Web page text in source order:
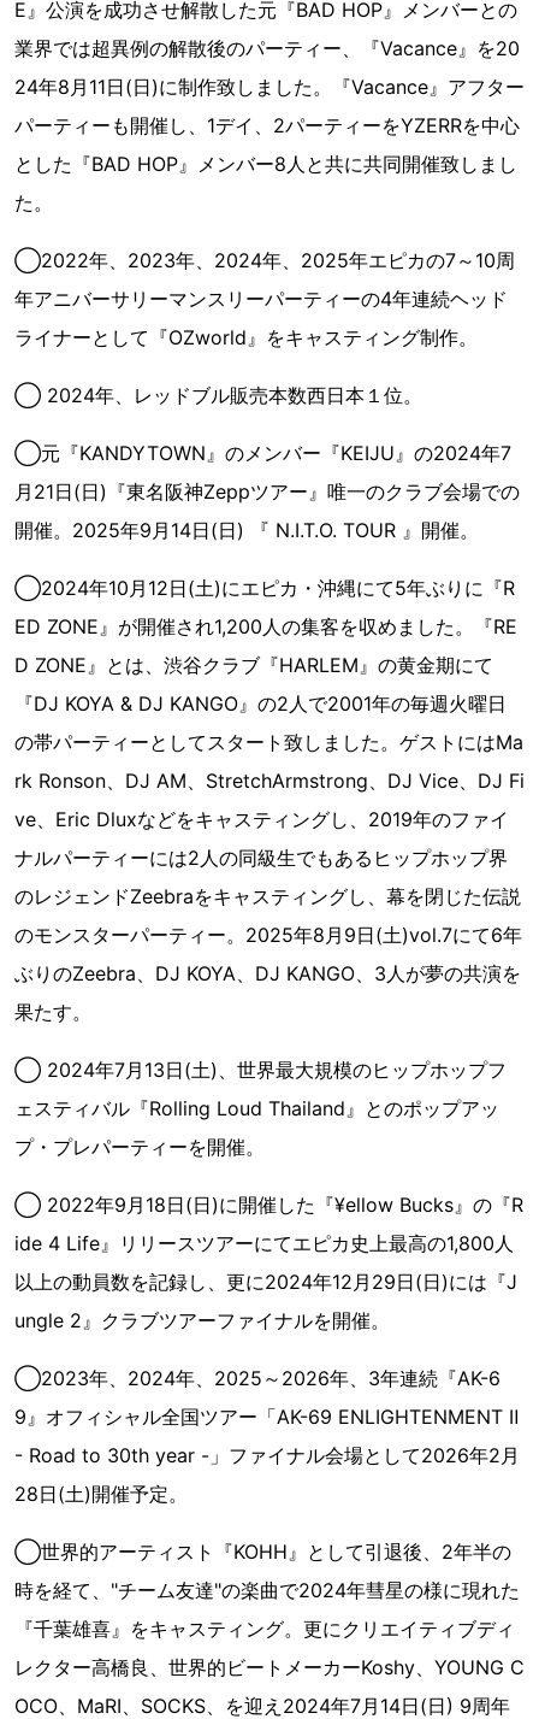
E』公演を成功させ解散した元『BAD HOP』メンバーとの
業界では超異例の解散後のパーティー、『Vacance』を20
24年8月11日(日)に制作致しました。『Vacance』アフター
パーティーも開催し、1デイ、2パーティーをYZERRを中心
とした『BAD HOP』メンバー8人と共に共同開催致しまし
た。
◯2022年、2023年、2024年、2025年エピカの7～10周
年アニバーサリーマンスリーパーティーの4年連続ヘッド
ライナーとして『OZworld』をキャスティング制作。
◯ 2024年、レッドブル販売本数西日本１位。
◯元『KANDYTOWN』のメンバー『KEIJU』の2024年7
月21日(日)『東名阪神Zeppツアー』唯一のクラブ会場での
開催。2025年9月14日(日) 『 N.I.T.O. TOUR 』開催。
◯2024年10月12日(土)にエピカ・沖縄にて5年ぶりに『R
ED ZONE』が開催され1,200人の集客を収めました。『RE
D ZONE』とは、渋谷クラブ『HARLEM』の黄金期にて
『DJ KOYA & DJ KANGO』の2人で2001年の毎週火曜日
の帯パーティーとしてスタート致しました。ゲストにはMa
rk Ronson、DJ AM、StretchArmstrong、DJ Vice、DJ Fi
ve、Eric Dluxなどをキャスティングし、2019年のファイ
ナルパーティーには2人の同級生でもあるヒップホップ界
のレジェンドZeebraをキャスティングし、幕を閉じた伝説
のモンスターパーティー。2025年8月9日(土)vol.7にて6年
ぶりのZeebra、DJ KOYA、DJ KANGO、3人が夢の共演を
果たす。
◯ 2024年7月13日(土)、世界最大規模のヒップホップフ
ェスティバル『Rolling Loud Thailand』とのポップアッ
プ・プレパーティーを開催。
◯ 2022年9月18日(日)に開催した『¥ellow Bucks』の『R
ide 4 Life』リリースツアーにてエピカ史上最高の1,800人
以上の動員数を記録し、更に2024年12月29日(日)には『J
ungle 2』クラブツアーファイナルを開催。
◯2023年、2024年、2025～2026年、3年連続『AK-6
9』オフィシャル全国ツアー「AK-69 ENLIGHTENMENT Ⅱ
- Road to 30th year -」ファイナル会場として2026年2月
28日(土)開催予定。
◯世界的アーティスト『KOHH』として引退後、2年半の
時を経て、"チーム友達"の楽曲で2024年彗星の様に現れた
『千葉雄喜』をキャスティング。更にクリエイティブディ
レクター高橋良、世界的ビートメーカーKoshy、YOUNG C
OCO、MaRI、SOCKS、を迎え2024年7月14日(日) 9周年